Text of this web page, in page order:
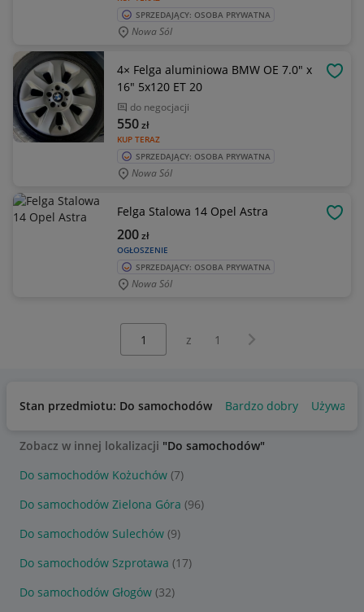
SPRZEDAJĄCY: OSOBA PRYWATNA
Nowa Sól
4× Felga aluminiowa BMW OE 7.0" x
16" 5x120 ET 20
do negocjacji
KUP TERAZ
550zł
SPRZEDAJĄCY: OSOBA PRYWATNA
Nowa Sól
Felga Stalowa 14 Opel Astra
OGŁOSZENIE
200zł
SPRZEDAJĄCY: OSOBA PRYWATNA
Nowa Sól
z 1 Następna strona
Stan przedmiotu: Do samochodów Bardzo dobry Używany
Zobacz w innej lokalizacji "Do samochodów"
Do samochodów Kożuchów (7)
Do samochodów Zielona Góra (96)
Do samochodów Sulechów (9)
Do samochodów Szprotawa (17)
Do samochodów Głogów (32)